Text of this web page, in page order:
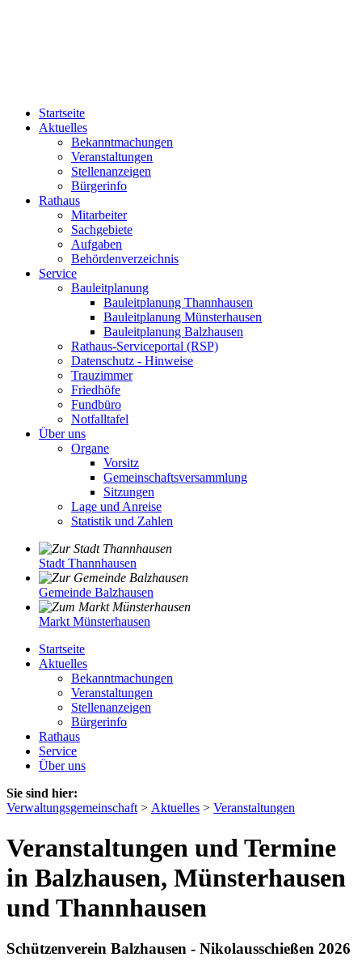
Startseite
Aktuelles
Bekanntmachungen
Veranstaltungen
Stellenanzeigen
Bürgerinfo
Rathaus
Mitarbeiter
Sachgebiete
Aufgaben
Behördenverzeichnis
Service
Bauleitplanung
Bauleitplanung Thannhausen
Bauleitplanung Münsterhausen
Bauleitplanung Balzhausen
Rathaus-Serviceportal (RSP)
Datenschutz - Hinweise
Trauzimmer
Friedhöfe
Fundbüro
Notfalltafel
Über uns
Organe
Vorsitz
Gemeinschaftsversammlung
Sitzungen
Lage und Anreise
Statistik und Zahlen
Stadt Thannhausen
Gemeinde Balzhausen
Markt Münsterhausen
Startseite
Aktuelles
Bekanntmachungen
Veranstaltungen
Stellenanzeigen
Bürgerinfo
Rathaus
Service
Über uns
Sie sind hier:
Verwaltungsgemeinschaft > Aktuelles > Veranstaltungen
Veranstaltungen und Termine
in Balzhausen, Münsterhausen
und Thannhausen
Schützenverein Balzhausen - Nikolausschießen 2026